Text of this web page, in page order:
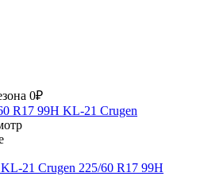
0₽
21 Crugen 225/60 R17 99H